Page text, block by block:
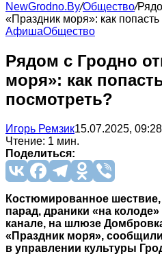
NewGrodno.By/Общество/
«Праздник моря»: как попасть
АфишаОбщество
Рядом с Гродно
моря»: как
посмотреть?
Игорь Ремзик15.07.2025, 09:28
Чтение: 1 мин.
Поделиться:
Костюмированное
парад, драники «на
канале, на шлюзе
«Праздник моря»,
в управлении культуры